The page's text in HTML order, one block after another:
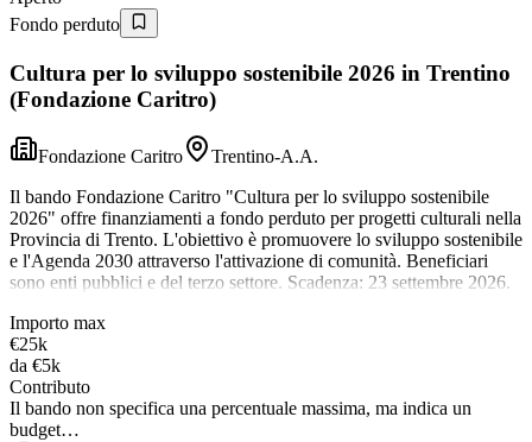
Fondo perduto
Cultura per lo sviluppo sostenibile 2026 in Trentino
(Fondazione Caritro)
Fondazione Caritro
Trentino-A.A.
Il bando Fondazione Caritro "Cultura per lo sviluppo sostenibile
2026" offre finanziamenti a fondo perduto per progetti culturali nella
Provincia di Trento. L'obiettivo è promuovere lo sviluppo sostenibile
e l'Agenda 2030 attraverso l'attivazione di comunità. Beneficiari
sono enti pubblici e del terzo settore. Scadenza: 23 settembre 2026.
Importo max
€25k
da €5k
Contributo
Il bando non specifica una percentuale massima, ma indica un
budget…